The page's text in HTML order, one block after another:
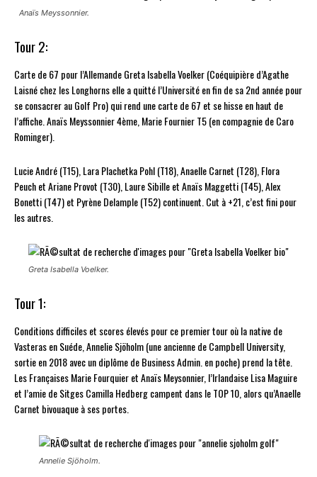
Anaïs Meyssonnier.
Tour 2:
Carte de 67 pour l’Allemande Greta Isabella Voelker (Coéquipière d’Agathe
Laisné chez les Longhorns elle a quitté l’Université en fin de sa 2nd année pour
se consacrer au Golf Pro) qui rend une carte de 67 et se hisse en haut de
l’affiche. Anaïs Meyssonnier 4ème, Marie Fournier T5 (en compagnie de Caro
Rominger).
Lucie André (T15), Lara Plachetka Pohl (T18), Anaelle Carnet (T28), Flora
Peuch et Ariane Provot (T30), Laure Sibille et Anaïs Maggetti (T45), Alex
Bonetti (T47) et Pyrène Delample (T52) continuent. Cut à +21, c’est fini pour
les autres.
Greta Isabella Voelker.
Tour 1:
Conditions difficiles et scores élevés pour ce premier tour où la native de
Vasteras en Suéde, Annelie Sjöholm (une ancienne de Campbell University,
sortie en 2018 avec un diplôme de Business Admin. en poche) prend la tête.
Les Françaises Marie Fourquier et Anaïs Meysonnier, l’Irlandaise Lisa Maguire
et l’amie de Sitges Camilla Hedberg campent dans le TOP 10, alors qu’Anaelle
Carnet bivouaque à ses portes.
Annelie Sjöholm.